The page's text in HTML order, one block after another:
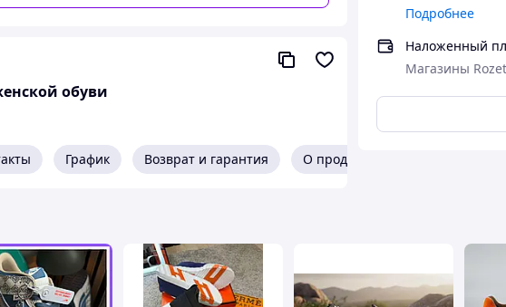
Подробнее
Наложенный
Магазины
обуви
График Возврат и гарантия О продавце